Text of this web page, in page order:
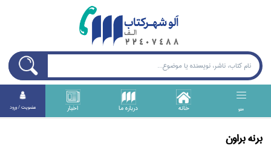
منو خانه درباره ما اخبار عضويت / ورود
برنه براون